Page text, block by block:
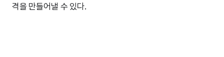
격을 만들어낼 수 있다.